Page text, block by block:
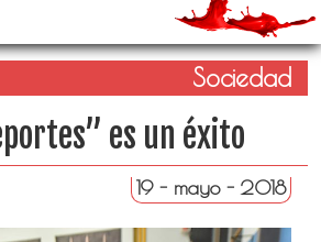
Sociedad
es un éxito
19 - mayo - 2018